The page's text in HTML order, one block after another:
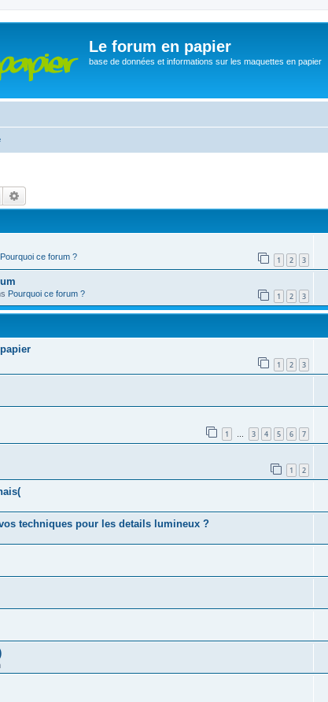
Le forum en papier
base de données et informations sur les maquettes en papier
Rechercher
Pourquoi ce forum ? 1 2 3
Pourquoi ce forum ? 1 2 3
1 2 3
1 … 3 4 5 6 7
1 2
techniques pour les details lumineux ?